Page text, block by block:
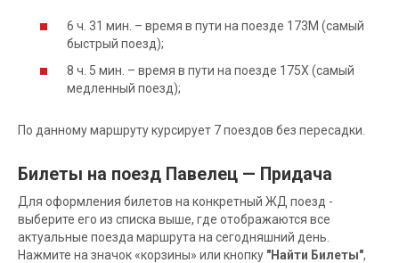
6 ч. 31 мин. – время в пути на поезде 173М (самый
быстрый поезд);
8 ч. 5 мин. – время в пути на поезде 175Х (самый
медленный поезд);
По данному маршруту курсирует 7 поездов без пересадки.
Билеты на поезд Павелец — Придача
Для оформления билетов на конкретный ЖД поезд -
выберите его из списка выше, где отображаются все
актуальные поезда маршрута на сегодняшний день.
Нажмите на значок «корзины» или кнопку "Найти Билеты",